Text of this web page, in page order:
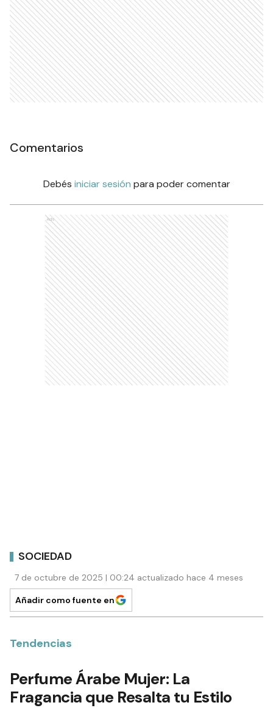
Comentarios
Debés iniciar sesión para poder comentar
Ads
SOCIEDAD
7 de octubre de 2025 | 00:24 actualizado hace 4 meses
Añadir como fuente en
Tendencias
Perfume Árabe Mujer: La
Fragancia que Resalta tu Estilo